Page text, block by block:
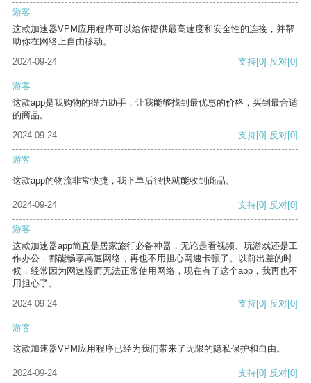
游客
这款加速器VPM应用程序可以给你提供最高速度和安全性的连接，并帮
助你在网络上自由移动。
2024-09-24
支持[0] 反对[0]
游客
这款app是我购物的得力助手，让我能够找到最优惠的价格，买到最合适
的商品。
2024-09-24
支持[0] 反对[0]
游客
这款app的物流非常快捷，我下单后很快就能收到商品。
2024-09-24 支持[0] 反对[0]
游客
这款加速器app简直是居家旅行必备神器，无论是看视频、玩游戏还是工
作办公，都能畅享高速网络，再也不用担心网速卡顿了。以前出差的时
候，经常因为网速慢而无法正常使用网络，现在有了这个app，我再也不
用担心了。
2024-09-24
支持[0] 反对[0]
游客
这款加速器VPM应用程序已经为我们带来了无限的隐私保护和自由。
2024-09-24 支持[0] 反对[0]